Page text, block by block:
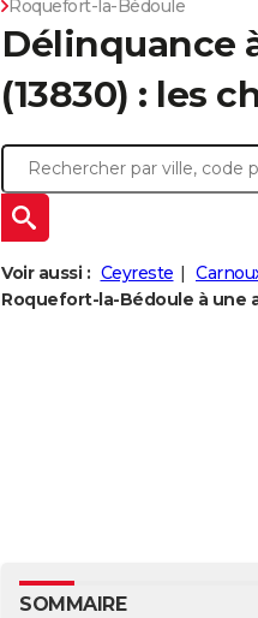
Roquefort-la-Bédoule
Délinquance
(13830) : les
Voir aussi : Ceyreste
Roquefort-la-Bédoule à une
SOMMAIRE